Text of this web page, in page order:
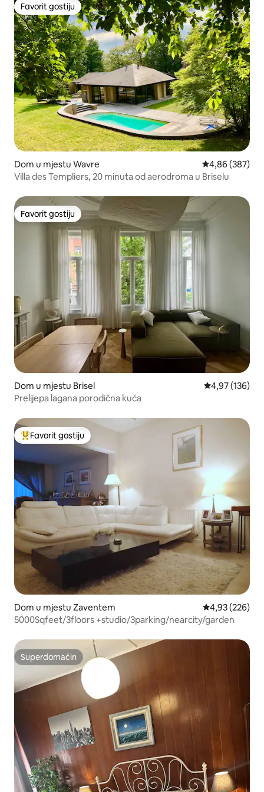
Favorit gostiju
Favorit gostiju
Dom u mjestu Wavre Prosječna
4,86 (387)
Villa des Templiers, 20 minuta od aerodroma u Briselu
Favorit gostiju
Favorit gostiju
Dom u mjestu Brisel Prosječna
4,97 (136)
Prelijepa lagana porodična kuća
Glavni favorit gostiju
Favorit gostiju
Dom u mjestu Zaventem Prosječna
4,93 (226)
5000Sqfeet/3floors +studio/3parking/nearcity/garden
Superdomaćin
Superdomaćin